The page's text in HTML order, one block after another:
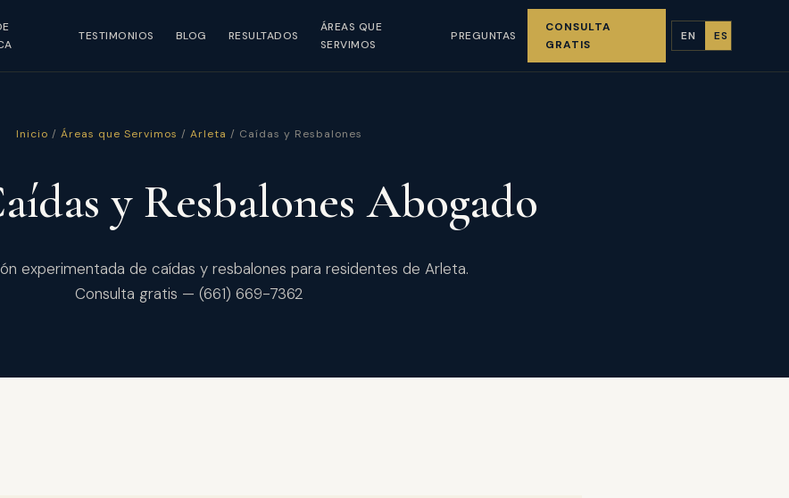
TESTIMONIOS BLOG RESULTADOS
ÁREAS QUE
SERVIMOS
PREGUNTAS
CONSULTA
GRATIS
EN ES
Inicio / Áreas que Servimos / Arleta / Caídas y Resbalones
y Resbalones Abogado
experimentada de caídas y resbalones para residentes de Arleta.
Consulta gratis — (661) 669-7362